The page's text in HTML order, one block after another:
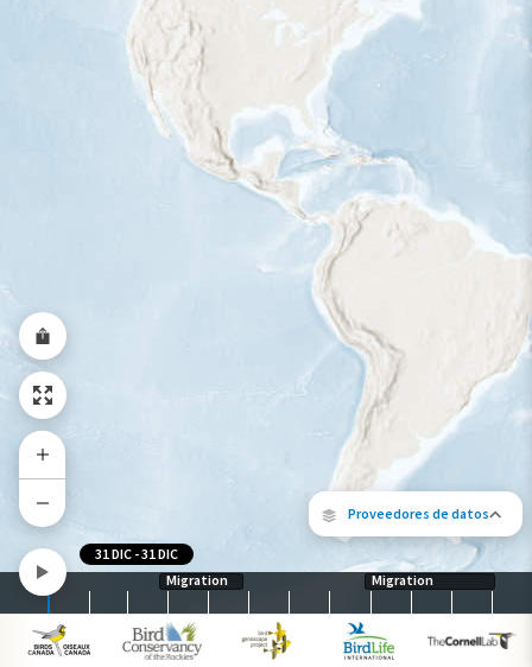
Proveedores de datos
Los siguientes socios contribuyeron
Gama de especies por estación
Gama de verano
Rango de invierno
Rango a lo largo del año
Migration Migration
31 DIC -31 DIC